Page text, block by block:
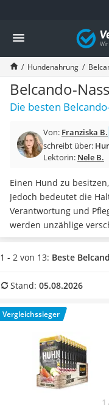
Die beliebtesten
Drogerie
Inhalator
Haarschneider
Rollator
Braun Rasierer
Katzenklappe (Chip)
Masturbator
Massagepistole
Reisehaartrockner
Eiweißpulver
Magnesiumpräparat
Katzenklappe
Nackenmassagegerät
Zeckenschutz Katze
Philips-Sonicare-
Mineralfutter Pferd
Massagegerät
Vergleich
Hundenahrung
Belcando-
Die besten
Von: Franziska B.
schreibt über:
Lektorin: Nele B.
Einen Hund zu
Jedoch bedeutet die
Verantwortung und
werden unzählige
ausgewogene
Belcando-Nassfutter,
gängige Online-Tests
zuckerfreies Belcando-
Portionsbeuteln
, um
Futtermenge zu
2026 besonders das
& Möhren* mit seinen
1 - 2 von 13: Beste
Stand: 05.08.2026
Vergleichssieger
1